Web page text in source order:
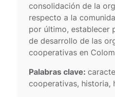
consolidación de la
respecto a la
por último, establecer
de desarrollo de las
cooperativas en
Palabras clave:
cooperativas, historia,